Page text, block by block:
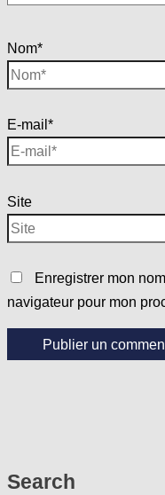
Nom*
E-mail*
Site
Enregistrer mon
navigateur pour mon
Search